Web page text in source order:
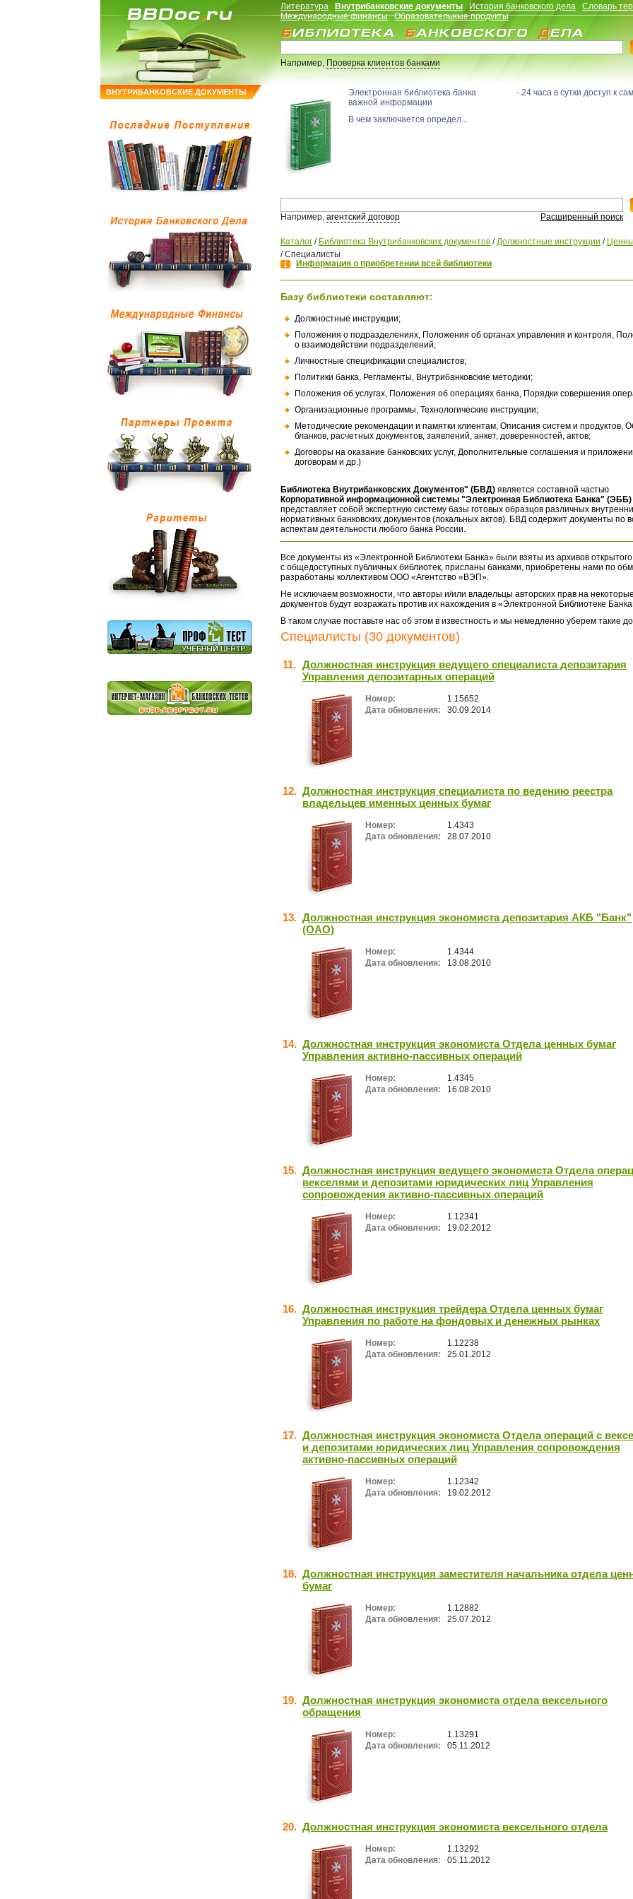
ВНУТРИБАНКОВСКИЕ ДОКУМЕНТЫ
Литература Внутрибанковские документы История банковского дела
Словарь
Международные финансы
Образовательные продукты
Например,Проверка клиентов банками
Электронная библиотека банка - 24 часа в сутки доступ к
важной информации
В чем заключается определ...
Например, агентский договор Расширенный поиск
Каталог / Библиотека Внутрибанковских документов /Должностные инструкции /
/Специалисты
Информация о приобретении всей библиотеки
Базу библиотеки составляют:
Должностные инструкции;
Положения о подразделениях, Положения об органах управления и контроля,
о взаимодействии подразделений;
Личностные спецификации специалистов;
Политики банка, Регламенты, Внутрибанковские методики;
Положения об услугах, Положения об операциях банка, Порядки совершения
Организационные программы, Технологические инструкции;
Методические рекомендации и памятки клиентам, Описания систем и продуктов,
бланков, расчетных документов, заявлений, анкет, доверенностей, актов;
Договоры на оказание банковских услуг, Дополнительные соглашения и
договорам и др.)
Библиотека Внутрибанковских Документов" (БВД) является составной частью
Корпоративной информационной системы "Электронная Библиотека Банка" (ЭББ)
представляет собой экспертную систему базы готовых образцов различных
нормативных банковских документов (локальных актов). БВД содержит документы по
аспектам деятельности любого банка России.
Все документы из «Электронной Библиотеки Банка» были взяты из архивов
с общедоступных публичных библиотек, присланы банками, приобретены нами по
разработаны коллективом ООО «Агентство «ВЭП».
Не исключаем возможности, что авторы и/или владельцы авторских прав на
документов будут возражать против их нахождения в «Электронной Библиотеке
В таком случае поставьте нас об этом в известность и мы немедленно уберем такие
Специалисты (30 документов)
11. Должностная инструкция ведущего специалиста депозитария
Управления депозитарных операций
Номер:
1.15652
Дата обновления:
30.09.2014
12. Должностная инструкция специалиста по ведению реестра
владельцев именных ценных бумаг
Номер:
1.4343
Дата обновления:
28.07.2010
13. Должностная инструкция экономиста депозитария АКБ "Банк"
(ОАО)
Номер:
1.4344
Дата обновления:
13.08.2010
14. Должностная инструкция экономиста Отдела ценных бумаг
Управления активно-пассивных операций
Номер:
1.4345
Дата обновления:
16.08.2010
15. Должностная инструкция ведущего экономиста Отдела
векселями и депозитами юридических лиц Управления
сопровождения активно-пассивных операций
Номер:
1.12341
Дата обновления:
19.02.2012
16. Должностная инструкция трейдера Отдела ценных бумаг
Управления по работе на фондовых и денежных рынках
Номер:
1.12238
Дата обновления:
25.01.2012
17. Должностная инструкция экономиста Отдела операций с
и депозитами юридических лиц Управления сопровождения
активно-пассивных операций
Номер:
1.12342
Дата обновления:
19.02.2012
18. Должностная инструкция заместителя начальника отдела
бумаг
Номер:
1.12882
Дата обновления:
25.07.2012
19. Должностная инструкция экономиста отдела вексельного
обращения
Номер:
1.13291
Дата обновления:
05.11.2012
20. Должностная инструкция экономиста вексельного отдела
Номер:
1.13292
Дата обновления:
05.11.2012